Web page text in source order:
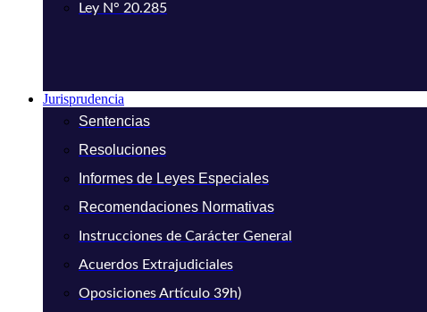
Ley N° 20.285
Jurisprudencia
Sentencias
Resoluciones
Informes de Leyes Especiales
Recomendaciones Normativas
Instrucciones de Carácter General
Acuerdos Extrajudiciales
Oposiciones Artículo 39h)